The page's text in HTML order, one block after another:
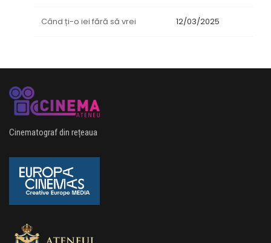
Când ți-o iei fără să vrei 12/03/2025
Cinematograf din rețeaua